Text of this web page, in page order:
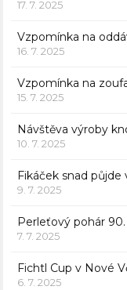
17. 7. 2025
Vzpomínka na
16. 7. 2025
Vzpomínka na
15. 7. 2025
Návštěva výroby
10. 7. 2025
Fikáček snad půjde
9. 7. 2025
Perleťový pohár
7. 7. 2025
Fichtl Cup v Nové
6. 7. 2025